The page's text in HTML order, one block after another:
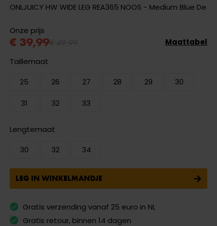
ONLJUICY HW WIDE LEG REA365 NOOS - Medium Blue De
Onze prijs
€ 39,99
Taillemaat
25
26 27 28 29 30
31 32 33
Lengtemaat
30
32 34
Maattabel
LEG IN WINKELMANDJE
Gratis verzending vanaf 25 euro in NL
Gratis retour, binnen 14 dagen